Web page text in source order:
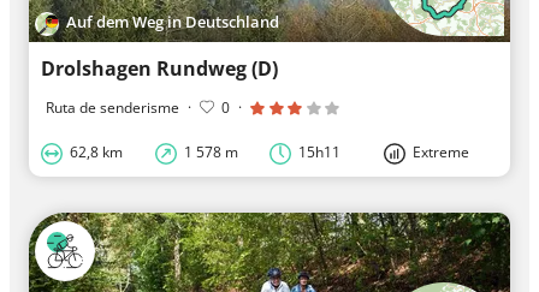
Auf dem Weg in Deutschland
Drolshagen Rundweg (D)
Ruta de senderisme · 0 ·
62,8 km 1 578 m 15h11 Extreme